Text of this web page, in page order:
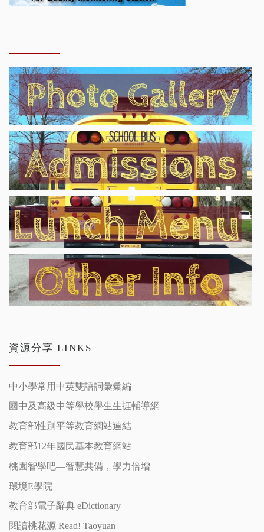
資源分享 LINKS
中小學常用中英雙語詞彙彙編
國中及高級中等學校學生生捱輔導網
教育部性別平等教育網站連結
教育部12年國民基本教育網站
桃園智學吧—智慧共備，學力倍增
環境E學院
教育部電子辭典 eDictionary
閱讀桃花源 Read! Taoyuan